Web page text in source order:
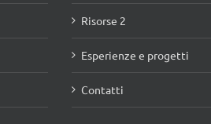
Risorse 2
Esperienze e progetti
Contatti